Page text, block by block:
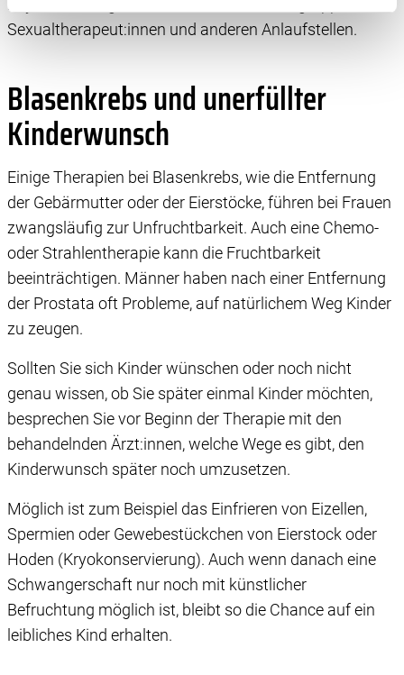
Informationen im Endgerät eines Seitenbesuchers
speichern oder dort abrufen. Anschließend verarbeiten
Website optimal zu gestalten und fortlaufend zu
verbessern. Für die Speicherung, den Abruf und die
Verarbeitung benötigen wir Ihre Einwilligung. Ihre
Einwilligung können Sie mit Wirkung für die Zukunft
widerrufen, indem Sie auf das runde Icon in der linken
unteren Ecke klicken. Weitere Informationen finden Sie in
Psychoonkolog:in oder in Ihrer Selbsthilfegruppe nach
Sexualtherapeut:innen und anderen Anlaufstellen.
Blasenkrebs und unerfüllter
Kinderwunsch
Einige Therapien bei Blasenkrebs, wie die Entfernung
der Gebärmutter oder der Eierstöcke, führen bei Frauen
zwangsläufig zur Unfruchtbarkeit. Auch eine Chemo-
oder Strahlentherapie kann die Fruchtbarkeit
beeinträchtigen. Männer haben nach einer Entfernung
der Prostata oft Probleme, auf natürlichem Weg Kinder
zu zeugen.
Sollten Sie sich Kinder wünschen oder noch nicht
genau wissen, ob Sie später einmal Kinder möchten,
besprechen Sie vor Beginn der Therapie mit den
behandelnden Ärzt:innen, welche Wege es gibt, den
Kinderwunsch später noch umzusetzen.
Möglich ist zum Beispiel das Einfrieren von Eizellen,
Spermien oder Gewebestückchen von Eierstock oder
Hoden (Kryokonservierung). Auch wenn danach eine
Schwangerschaft nur noch mit künstlicher
Befruchtung möglich ist, bleibt so die Chance auf ein
leibliches Kind erhalten.